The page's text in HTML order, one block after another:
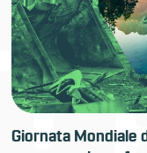
Giornata Mondiale